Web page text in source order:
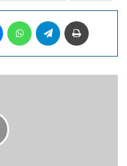
MessengerWhatsAppTelegram